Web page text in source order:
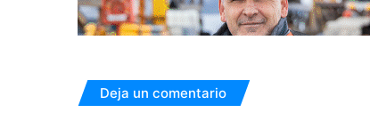
Deja un comentario